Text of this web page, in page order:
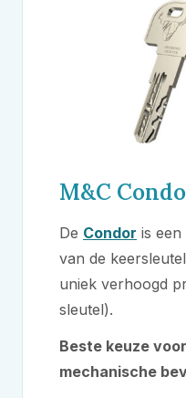
M&C
De Condor is
van de
uniek verhoogd
sleutel).
Beste keuze
mechanische